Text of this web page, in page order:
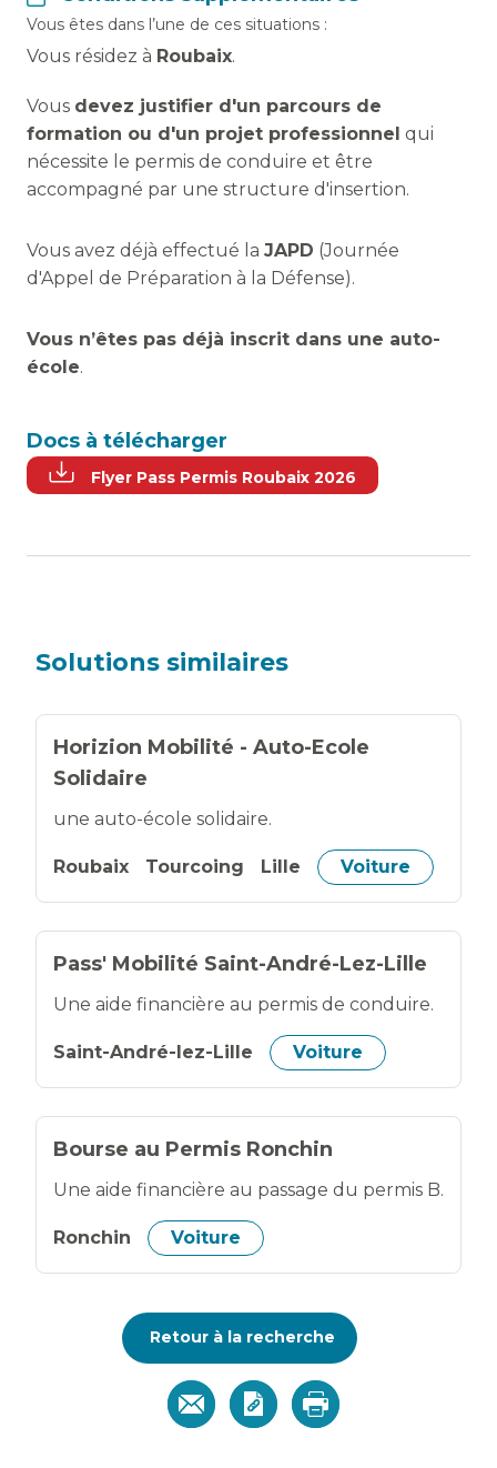
Vous êtes dans l’une de ces situations :
Vous résidez à Roubaix.
Vous devez justifier d'un parcours de
formation ou d'un projet professionnel qui
nécessite le permis de conduire et être
accompagné par une structure d'insertion.
Vous avez déjà effectué la JAPD (Journée
d'Appel de Préparation à la Défense).
Vous n’êtes pas déjà inscrit dans une auto-
école.
Docs à télécharger
Flyer Pass Permis Roubaix 2026
Solutions similaires
Horizion Mobilité - Auto-Ecole
Solidaire
une auto-école solidaire.
Roubaix Tourcoing Lille Voiture
Pass' Mobilité Saint-André-Lez-Lille
Une aide financière au permis de conduire.
Saint-André-lez-Lille Voiture
Bourse au Permis Ronchin
Une aide financière au passage du permis B.
Ronchin Voiture
Retour à la recherche